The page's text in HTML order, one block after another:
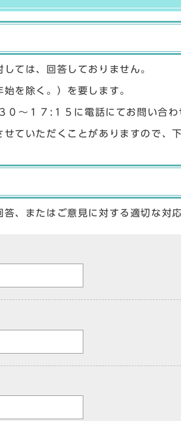
ては、回答しておりません。
を除く。）を要します。
〜１７:１５に電話にてお問い合わ
ていただくことがありますので
、またはご意見に対する適切な対